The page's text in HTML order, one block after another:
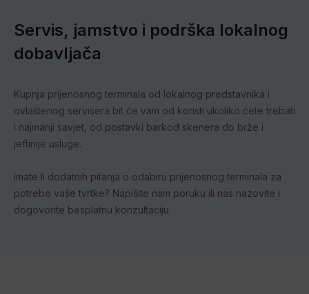
Servis, jamstvo i podrška lokalnog
dobavljača
Kupnja prijenosnog terminala od lokalnog predstavnika i
ovlaštenog servisera bit će vam od koristi ukoliko ćete trebati
i najmanji savjet, od postavki barkod skenera do brže i
jeftinije usluge.
Imate li dodatnih pitanja o odabiru prijenosnog terminala za
potrebe vaše tvrtke? Napišite nam poruku ili nas nazovite i
dogovorite besplatnu konzultaciju.